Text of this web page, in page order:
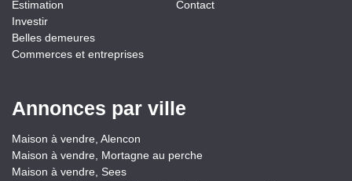
Estimation
Investir
Belles demeures
Commerces et entreprises
Contact
Annonces par ville
Maison à vendre, Alencon
Maison à vendre, Mortagne au perche
Maison à vendre, Sees